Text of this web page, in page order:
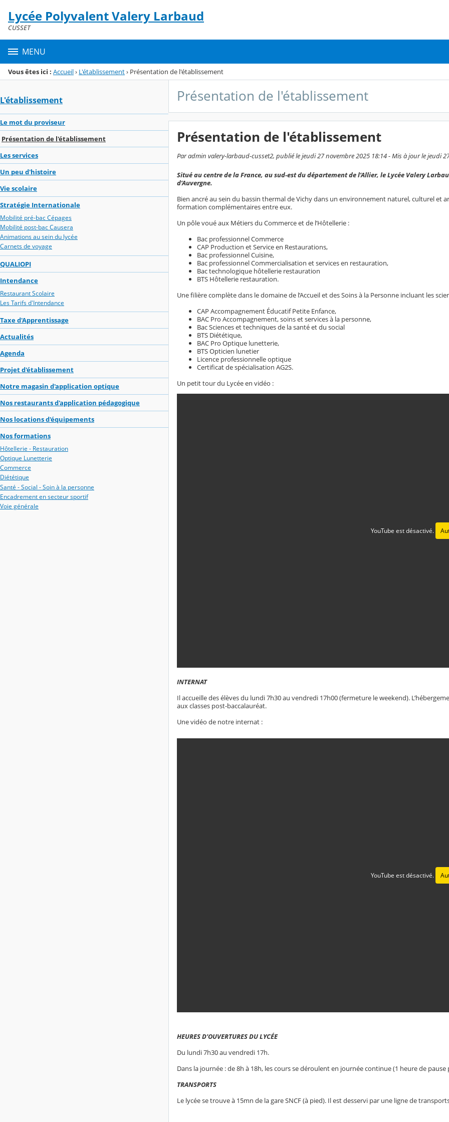
Menu de la rubrique
Contenu
Lycée Polyvalent Valery Larbaud
CUSSET
MENU
Vous êtes ici : Accueil› L'établissement› Présentation de l'établissement
L'établissement
Le mot du proviseur
Présentation de l'établissement
Les services
Un peu d'histoire
Vie scolaire
Stratégie Internationale
Mobilité pré-bac Cépages
Mobilité post-bac Causera
Animations au sein du lycée
Carnets de voyage
QUALIOPI
Intendance
Restaurant Scolaire
Les Tarifs d'Intendance
Taxe d'Apprentissage
Actualités
Agenda
Projet d'établissement
Notre magasin d'application optique
Nos restaurants d'application pédagogique
Nos locations d'équipements
Nos formations
Hôtellerie - Restauration
Optique Lunetterie
Commerce
Diététique
Santé - Social - Soin à la personne
Encadrement en secteur sportif
Voie générale
Présentation de l'établissement
Présentation de l'établissement
Par admin valery-larbaud-cusset2, publié le jeudi 27 novembre 2025 18:14 - Mis à jour le jeudi
Situé au centre de la France, au sud-est du département de l’Allier, le Lycée Valery
d’Auvergne.
Bien ancré au sein du bassin thermal de Vichy dans un environnement naturel, culturel et
formation complémentaires entre eux.
Un pôle voué aux Métiers du Commerce et de l’Hôtellerie :
Bac professionnel Commerce
CAP Production et Service en Restaurations,
Bac professionnel Cuisine,
Bac professionnel Commercialisation et services en restauration,
Bac technologique hôtellerie restauration
BTS Hôtellerie restauration.
Une filière complète dans le domaine de l’Accueil et des Soins à la Personne incluant les
CAP Accompagnement Éducatif Petite Enfance,
BAC Pro Accompagnement, soins et services à la personne,
Bac Sciences et techniques de la santé et du social
BTS Diététique,
BAC Pro Optique lunetterie,
BTS Opticien lunetier
Licence professionnelle optique
Certificat de spécialisation AG2S.
Un petit tour du Lycée en vidéo :
YouTube est désactivé.
INTERNAT
Il accueille des élèves du lundi 7h30 au vendredi 17h00 (fermeture le weekend).
aux classes post-baccalauréat.
Une vidéo de notre internat :
YouTube est désactivé.
HEURES D’OUVERTURES DU LYCÉE
Du lundi 7h30 au vendredi 17h.
Dans la journée : de 8h à 18h, les cours se déroulent en journée continue (1 heure de
TRANSPORTS
Le lycée se trouve à 15mn de la gare SNCF (à pied). Il est desservi par une ligne de